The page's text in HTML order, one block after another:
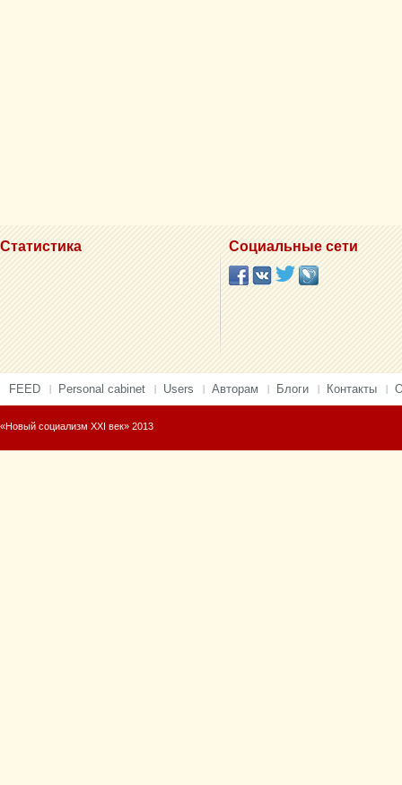
Статистика Социальные сети
FEED Personal cabinet Users Авторам Блоги Контакты
«Новый социализм XXI век» 2013